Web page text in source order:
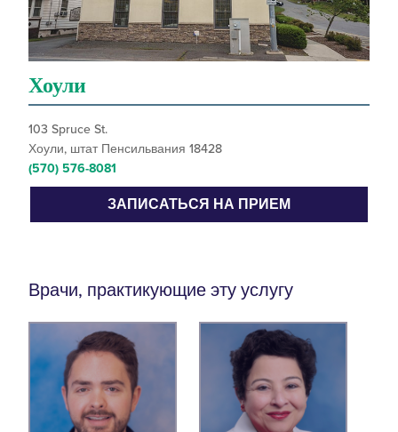
Хоули
103 Spruce St.
Хоули, штат Пенсильвания 18428
(570) 576-8081
ЗАПИСАТЬСЯ НА ПРИЕМ
Врачи, практикующие эту услугу